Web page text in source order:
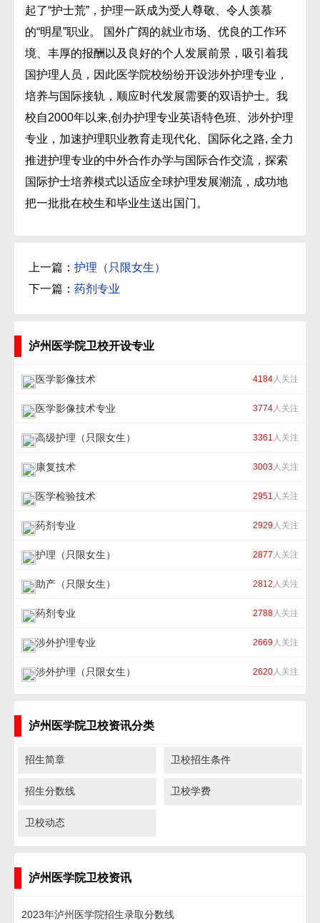
起了“护士荒”，护理一跃成为受人尊敬、令人羡慕
的“明星”职业。 国外广阔的就业市场、优良的工作环
境、丰厚的报酬以及良好的个人发展前景，吸引着我
国护理人员，因此医学院校纷纷开设涉外护理专业，
培养与国际接轨，顺应时代发展需要的双语护士。我
校自2000年以来,创办护理专业英语特色班、涉外护理
专业，加速护理职业教育走现代化、国际化之路, 全力
推进护理专业的中外合作办学与国际合作交流，探索
国际护士培养模式以适应全球护理发展潮流，成功地
把一批批在校生和毕业生送出国门。
上一篇： 护理（只限女生）
下一篇： 药剂专业
泸州医学院卫校开设专业
医学影像技术 4184人关注
医学影像技术专业 3774人关注
高级护理（只限女生） 3361 人关注
康复技术 3003人关注
医学检验技术 2951 人关注
药剂专业 2929人关注
护理（只限女生） 2877 人关注
助产（只限女生） 2812 人关注
药剂专业 2788人关注
涉外护理专业 2669人关注
涉外护理（只限女生） 2620人关注
泸州医学院卫校资讯分类
招生简章 卫校招生条件
招生分数线 卫校学费
卫校动态
泸州医学院卫校资讯
2023年泸州医学院招生录取分数线